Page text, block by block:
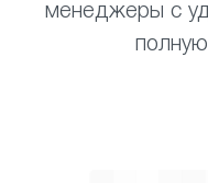
менеджеры с